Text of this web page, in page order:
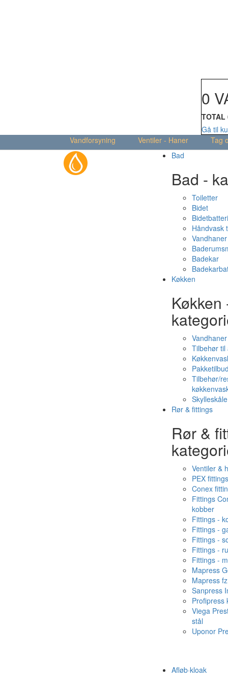
0
TOTAL
Gå til
Vandforsyning
Ventiler - Haner Tag
Bad
Bad -
Toiletter
Bidet
Håndvask
Badekar
Køkken
Køkken
Vandhaner
Tilbehør
Tilbehør/
Rør & fittings
Rør &
Ventiler &
PEX fittings
Conex
Fittings
kobber
Fittings -
Fittings -
Fittings -
Fittings -
Fittings -
Mapress
Mapress fz
Sanpress
Profipress
Viega
stål
Uponor
Afløb·kloak